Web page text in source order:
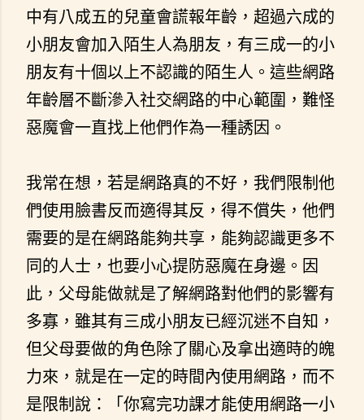
中有八成五的兒童會謊報年齡，超過六成的
小朋友會加入陌生人為朋友，有三成一的小
朋友有十個以上不認識的陌生人。這些網路
年齡層不斷滲入社交網路的中心範圍，難怪
惡魔會一直找上他們作為一種誘因。
我常在想，若是網路真的不好，我們限制他
們使用臉書反而適得其反，得不償失，他們
需要的是在網路能夠共享，能夠認識更多不
同的人士，也要小心提防惡魔在身邊。因
此，父母能做就是了解網路對他們的影響有
多寡，雖其有三成小朋友已經沉迷不自知，
但父母要做的角色除了關心及拿出適時的魄
力來，就是在一定的時間內使用網路，而不
是限制說：「你寫完功課才能使用網路一小